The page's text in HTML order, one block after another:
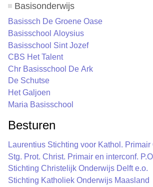
Basisonderwijs
Basissch De Groene Oase
Basisschool Aloysius
Basisschool Sint Jozef
CBS Het Talent
Chr Basisschool De Ark
De Schutse
Het Galjoen
Maria Basisschool
Besturen
Laurentius Stichting voor Kathol.
Stg. Prot. Christ. Primair en interconf.
Stichting Christelijk Onderwijs Delft e.o.
Stichting Katholiek Onderwijs Maasland